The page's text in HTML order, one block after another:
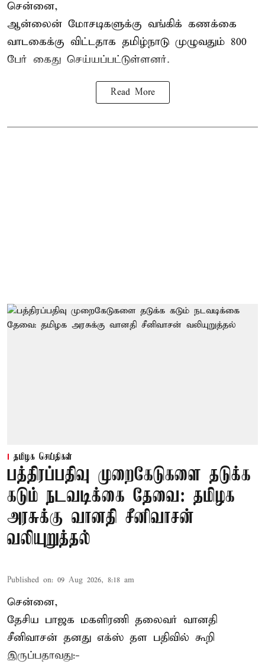
சென்னை,
ஆன்லைன் மோசடிகளுக்கு வங்கிக் கணக்கை
வாடகைக்கு விட்டதாக தமிழ்நாடு முழுவதும் 800
பேர் கைது செய்யப்பட்டுள்ளனர்.
Read More
தமிழக செய்திகள்
பத்திரப்பதிவு முறைகேடுகளை தடுக்க
கடும் நடவடிக்கை தேவை: தமிழக
அரசுக்கு வானதி சீனிவாசன்
வலியுறுத்தல்
Published on: 09 Aug 2026, 8:18 am
சென்னை,
தேசிய பாஜக மகளிரணி தலைவர் வானதி
சீனிவாசன் தனது எக்ஸ் தள பதிவில் கூறி
இருப்பதாவது:-